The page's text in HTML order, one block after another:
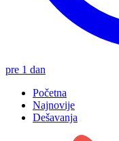
pre 1 dan
Početna
Najnovije
Dešavanja